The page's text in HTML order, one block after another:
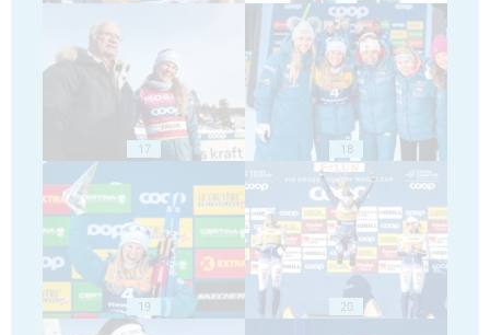
17 18
19 20